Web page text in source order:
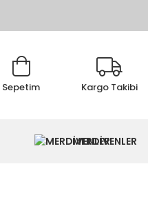
Sepetim Kargo Takibi
MERDİVENLER